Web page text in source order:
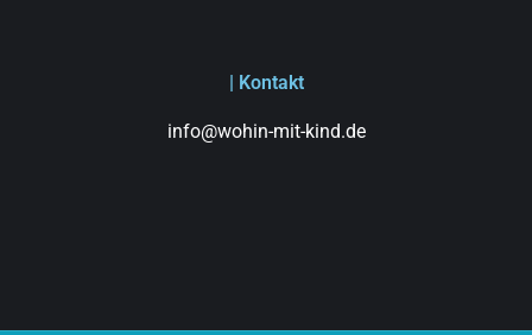
| Kontakt
info@wohin-mit-kind.de